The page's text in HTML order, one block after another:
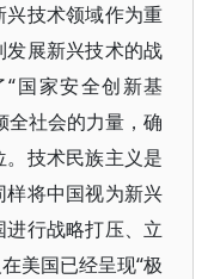
技术领域作为重
展新兴技术的战
国家安全创新基
全社会的力量，确
技术民族主义是
将中国视为新兴
行战略打压、立
美国已经呈现“极